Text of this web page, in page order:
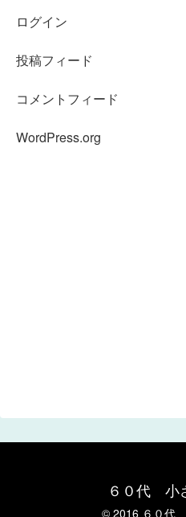
ログイン
投稿フィード
コメントフィード
WordPress.org
６０代 小
© 2016 ６０代